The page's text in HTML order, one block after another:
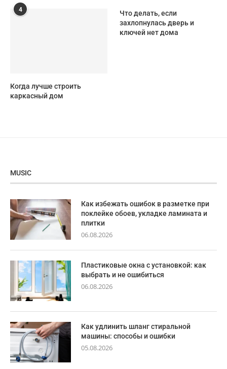
4
Когда лучше строить
каркасный дом
Что делать, если
захлопнулась дверь и
ключей нет дома
MUSIC
Как избежать ошибок в разметке при
поклейке обоев, укладке ламината и
плитки
06.08.2026
Пластиковые окна с установкой: как
выбрать и не ошибиться
06.08.2026
Как удлинить шланг стиральной
машины: способы и ошибки
05.08.2026